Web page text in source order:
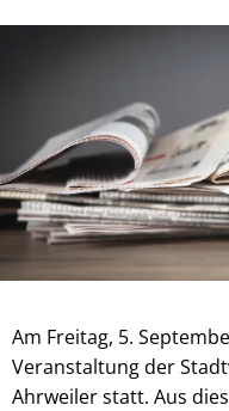
Am Freitag, 5.
Veranstaltung der
Ahrweiler statt. Aus